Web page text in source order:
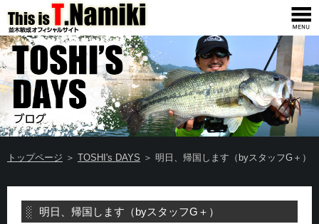
トップページ ＞ TOSHI's DAYS ＞ 明日、帰国します（byスタッフG＋）
明日、帰国します（byスタッフG＋）